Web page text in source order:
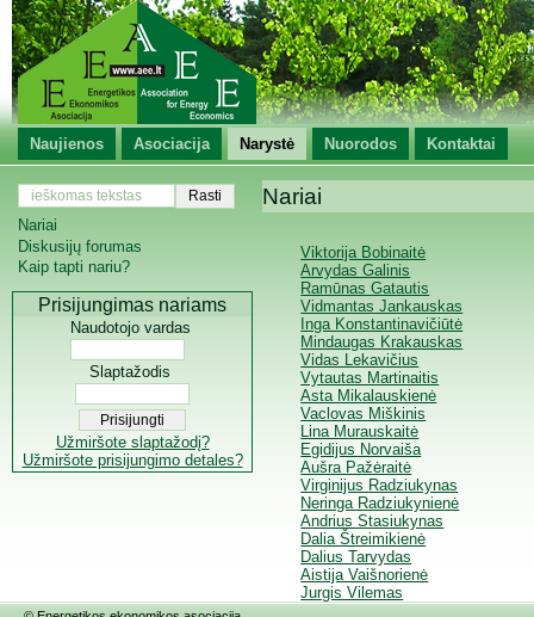
Naujienos Asociacija Narystė Nuorodos Kontaktai
Nariai
Diskusijų forumas
Kaip tapti nariu?
Prisijungimas nariams
Naudotojo vardas
Slaptažodis
Užmiršote slaptažodį?
Užmiršote prisijungimo detales?
Nariai
Viktorija Bobinaitė
Arvydas Galinis
Ramūnas Gatautis
Vidmantas Jankauskas
Inga Konstantinavičiūtė
Mindaugas Krakauskas
Vidas Lekavičius
Vytautas Martinaitis
Asta Mikalauskienė
Vaclovas Miškinis
Lina Murauskaitė
Egidijus Norvaiša
Aušra Pažėraitė
Virginijus Radziukynas
Neringa Radziukynienė
Andrius Stasiukynas
Dalia Štreimikienė
Dalius Tarvydas
Aistija Vaišnorienė
Jurgis Vilemas